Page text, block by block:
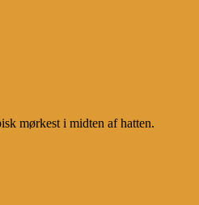
mørkest i midten af hatten.